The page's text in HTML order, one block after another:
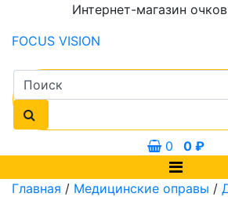
Интернет-магазин
FOCUS VISION
0 0 ₽
Главная / Медицинские оправы /